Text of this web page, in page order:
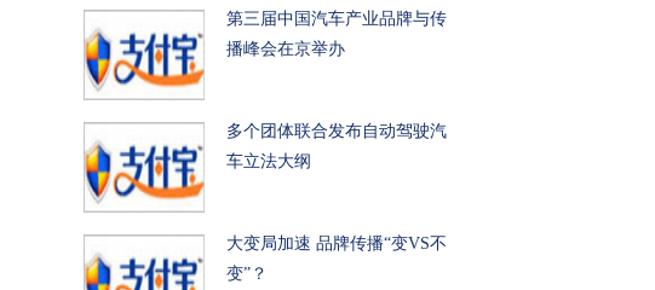
第三届中国汽车产业品牌与传
播峰会在京举办
多个团体联合发布自动驾驶汽
车立法大纲
大变局加速 品牌传播“变VS不
变”？